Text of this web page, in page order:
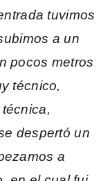
tuvimos
a un
pocos metros
técnico,
despertó un
a